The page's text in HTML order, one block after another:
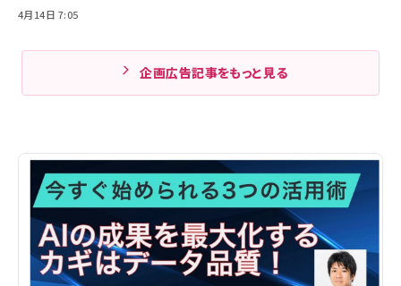
4月14日 7:05
企画広告記事をもっと見る